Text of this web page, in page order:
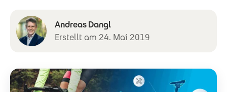
Andreas Dangl
Erstellt am 24. Mai 2019